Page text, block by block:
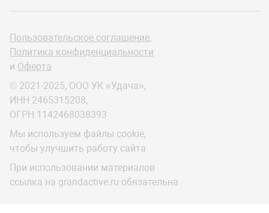
Пользовательское соглашение,
Политика конфиденциальности
и Оферта
© 2021-2025, ООО УК «Удача»,
ИНН 2465315208,
ОГРН 1142468038393
Мы используем файлы cookie,
чтобы улучшить работу сайта
При использовании материалов
ссылка на grandactive.ru обязательна